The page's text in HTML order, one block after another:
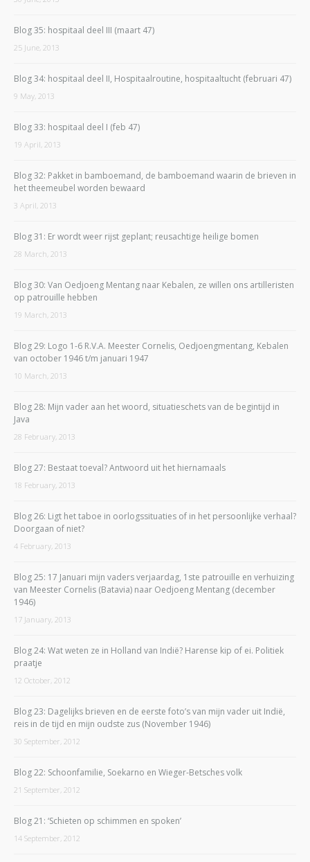
Blog 35: hospitaal deel III (maart 47)
25 June, 2013
Blog 34: hospitaal deel II, Hospitaalroutine, hospitaaltucht (februari 47)
9 May, 2013
Blog 33: hospitaal deel I (feb 47)
19 April, 2013
Blog 32: Pakket in bamboemand, de bamboemand waarin de brieven in
het theemeubel worden bewaard
3 April, 2013
Blog 31: Er wordt weer rijst geplant; reusachtige heilige bomen
28 March, 2013
Blog 30: Van Oedjoeng Mentang naar Kebalen, ze willen ons artilleristen
op patrouille hebben
19 March, 2013
Blog 29: Logo 1-6 R.V.A. Meester Cornelis, Oedjoengmentang, Kebalen
van october 1946 t/m januari 1947
10 March, 2013
Blog 28: Mijn vader aan het woord, situatieschets van de begintijd in
Java
28 February, 2013
Blog 27: Bestaat toeval? Antwoord uit het hiernamaals
18 February, 2013
Blog 26: Ligt het taboe in oorlogssituaties of in het persoonlijke verhaal?
Doorgaan of niet?
4 February, 2013
Blog 25: 17 Januari mijn vaders verjaardag, 1ste patrouille en verhuizing
van Meester Cornelis (Batavia) naar Oedjoeng Mentang (december
1946)
17 January, 2013
Blog 24: Wat weten ze in Holland van Indië? Harense kip of ei. Politiek
praatje
12 October, 2012
Blog 23: Dagelijks brieven en de eerste foto’s van mijn vader uit Indië,
reis in de tijd en mijn oudste zus (November 1946)
30 September, 2012
Blog 22: Schoonfamilie, Soekarno en Wieger-Betsches volk
21 September, 2012
Blog 21: ‘Schieten op schimmen en spoken’
14 September, 2012